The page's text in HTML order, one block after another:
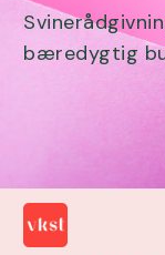
bæredygtig